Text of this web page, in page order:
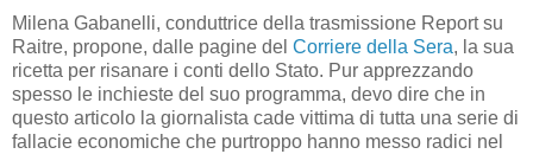
Milena Gabanelli, conduttrice della trasmissione Report su
Raitre, propone, dalle pagine del Corriere della Sera, la sua
ricetta per risanare i conti dello Stato. Pur apprezzando
spesso le inchieste del suo programma, devo dire che in
questo articolo la giornalista cade vittima di tutta una serie di
fallacie economiche che purtroppo hanno messo radici nel